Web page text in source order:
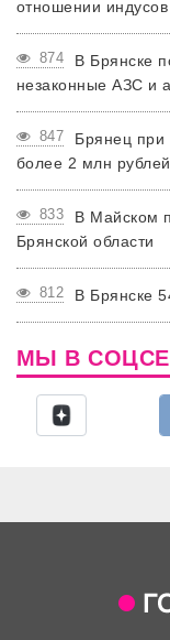
отношении индусов
874
В Брянске
незаконные АЗС и
847
Брянец при
более 2 млн рублей
833
В Майском
Брянской области
812 В Брянске
МЫ В